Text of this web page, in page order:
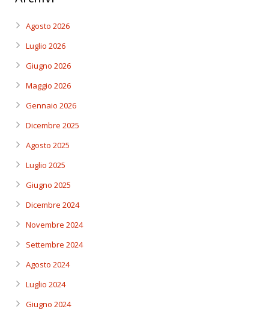
Agosto 2026
Luglio 2026
Giugno 2026
Maggio 2026
Gennaio 2026
Dicembre 2025
Agosto 2025
Luglio 2025
Giugno 2025
Dicembre 2024
Novembre 2024
Settembre 2024
Agosto 2024
Luglio 2024
Giugno 2024